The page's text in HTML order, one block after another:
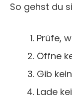
So gehst du
Prüfe,
Öffne
Gib
Lade